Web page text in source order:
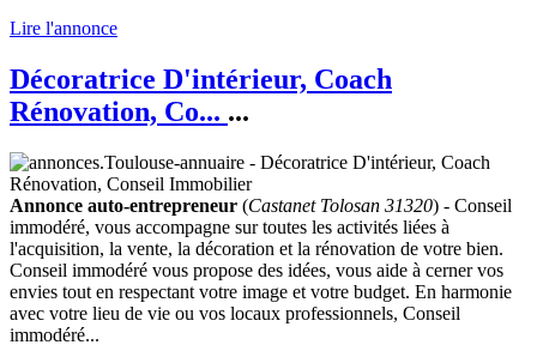
Lire l'annonce
Décoratrice D'intérieur, Coach
Rénovation, Co... ...
Annonce auto-entrepreneur (Castanet Tolosan 31320) - Conseil
immodéré, vous accompagne sur toutes les activités liées à
l'acquisition, la vente, la décoration et la rénovation de votre bien.
Conseil immodéré vous propose des idées, vous aide à cerner vos
envies tout en respectant votre image et votre budget. En harmonie
avec votre lieu de vie ou vos locaux professionnels, Conseil
immodéré...